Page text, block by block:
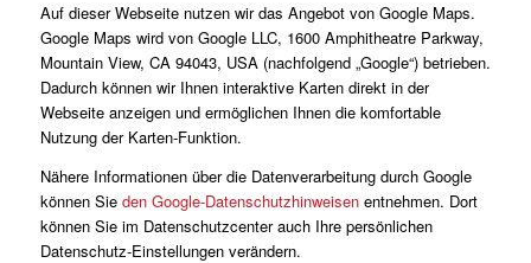
Auf dieser Webseite nutzen wir das Angebot von Google Maps.
Google Maps wird von Google LLC, 1600 Amphitheatre Parkway,
Mountain View, CA 94043, USA (nachfolgend „Google“) betrieben.
Dadurch können wir Ihnen interaktive Karten direkt in der
Webseite anzeigen und ermöglichen Ihnen die komfortable
Nutzung der Karten-Funktion.
Nähere Informationen über die Datenverarbeitung durch Google
können Sie den Google-Datenschutzhinweisenentnehmen. Dort
können Sie im Datenschutzcenter auch Ihre persönlichen
Datenschutz-Einstellungen verändern.